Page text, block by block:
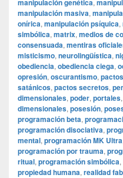
manipulación genética,
manipulación masiva,
onírica, manipulación psíquica,
simbólica, matrix, medios de
consensuada, mentiras
misticismo, neurolingüística,
obediencia, obediencia ciega,
opresión, oscurantismo,
satánicos, pactos secretos,
dimensionales, poder, portales,
dimensionales, posesión,
programación beta,
programación disociativa,
mental, programación MK Ultra
programación por trauma,
ritual, programación simbólica,
propiedad humana, realidad